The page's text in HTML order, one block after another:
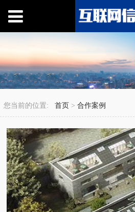
您当前的位置:首页 >合作案例